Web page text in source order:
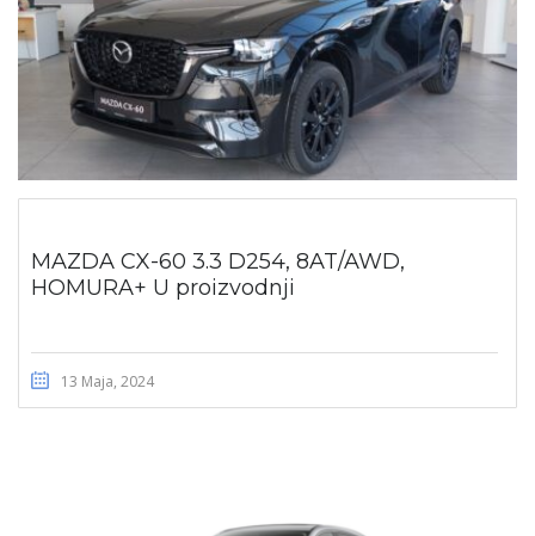
MAZDA CX-60 3.3 D254, 8AT/AWD,
HOMURA+ U proizvodnji
13 Maja, 2024